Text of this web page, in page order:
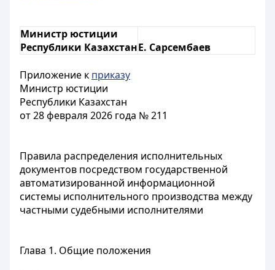
Министр юстиции
Республики КазахстанЕ. Сарсембаев
Приложение к приказу
Министр юстиции
Республики Казахстан
от 28 февраля 2026 года № 211
Правила распределения исполнительных
документов посредством государственной
автоматизированной информационной
системы исполнительного производства между
частными судебными исполнителями
Глава 1. Общие положения